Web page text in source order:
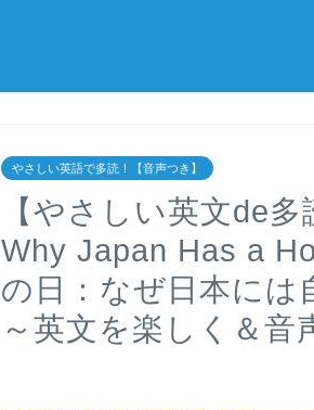
やさしい英語で多読！【音声つき】
【やさしい英文de
Why Japan Has a
の日：なぜ日本には
～英文を楽しく＆音